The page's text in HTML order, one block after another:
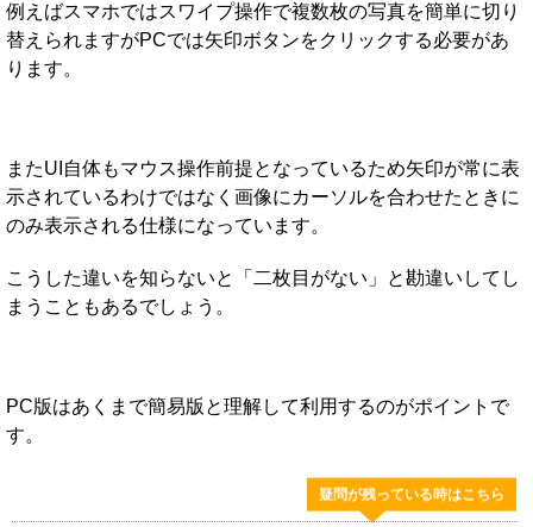
例えばスマホではスワイプ操作で複数枚の写真を簡単に切り
替えられますがPCでは矢印ボタンをクリックする必要があ
ります。
またUI自体もマウス操作前提となっているため矢印が常に表
示されているわけではなく画像にカーソルを合わせたときに
のみ表示される仕様になっています。
こうした違いを知らないと「二枚目がない」と勘違いしてし
まうこともあるでしょう。
PC版はあくまで簡易版と理解して利用するのがポイントで
す。
疑問が残っている時はこちら